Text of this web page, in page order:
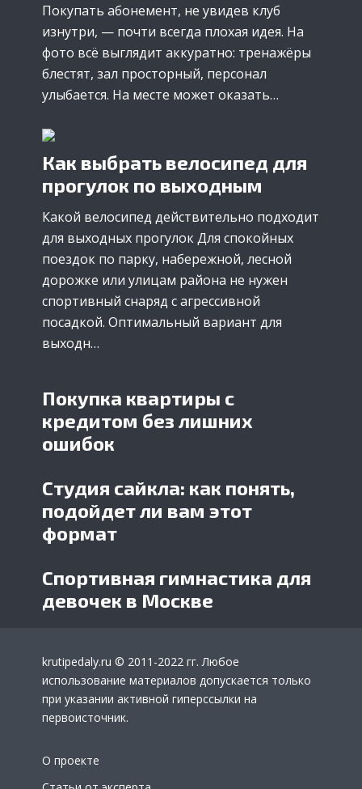
Покупать абонемент, не увидев клуб
изнутри, — почти всегда плохая идея. На
фото всё выглядит аккуратно: тренажёры
блестят, зал просторный, персонал
улыбается. На месте может оказать…
Как выбрать велосипед для
прогулок по выходным
Какой велосипед действительно подходит
для выходных прогулок Для спокойных
поездок по парку, набережной, лесной
дорожке или улицам района не нужен
спортивный снаряд с агрессивной
посадкой. Оптимальный вариант для
выходн…
Покупка квартиры с
кредитом без лишних
ошибок
Студия сайкла: как понять,
подойдет ли вам этот
формат
Спортивная гимнастика для
девочек в Москве
krutipedaly.ru © 2011-2022 гг. Любое
использование материалов допускается только
при указании активной гиперссылки на
первоисточник.
О проекте